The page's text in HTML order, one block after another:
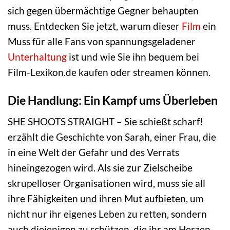
sich gegen übermächtige Gegner behaupten
muss. Entdecken Sie jetzt, warum dieser Film ein
Muss für alle Fans von spannungsgeladener
Unterhaltung ist und wie Sie ihn bequem bei
Film-Lexikon.de kaufen oder streamen können.
Die Handlung: Ein Kampf ums Überleben
SHE SHOOTS STRAIGHT – Sie schießt scharf!
erzählt die Geschichte von Sarah, einer Frau, die
in eine Welt der Gefahr und des Verrats
hineingezogen wird. Als sie zur Zielscheibe
skrupelloser Organisationen wird, muss sie all
ihre Fähigkeiten und ihren Mut aufbieten, um
nicht nur ihr eigenes Leben zu retten, sondern